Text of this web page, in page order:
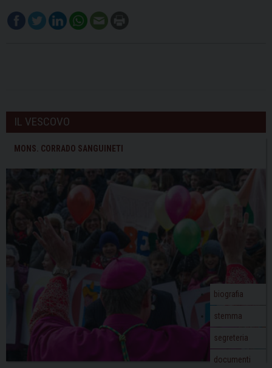
IL VESCOVO
MONS. CORRADO SANGUINETI
biografia
stemma
segreteria
documenti